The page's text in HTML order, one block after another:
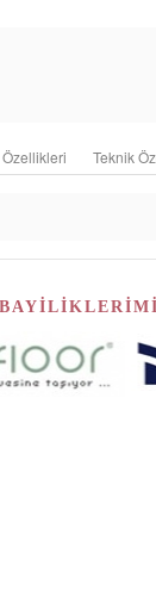
Teknik